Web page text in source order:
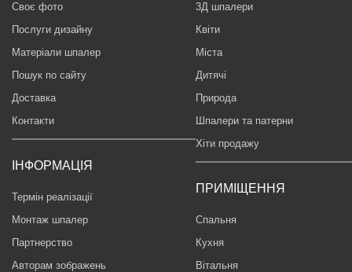
Своє фото
Послуги дизайну
Матеріали шпалер
Пошук по сайту
Доставка
Контакти
ІНФОРМАЦІЯ
Термін реалізації
Монтаж шпалер
Партнерство
Авторам зображень
3Д шпалери
Квіти
Міста
Дитячі
Природа
Шпалери та патерни
Хіти продажу
ПРИМІЩЕННЯ
Спальня
Кухня
Вітальня